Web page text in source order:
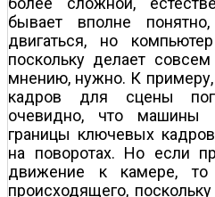
бывает вполне
двигаться, но
поскольку делает
мнению, нужно. К
кадров для сцены
очевидно, что машины
границы ключевых
на поворотах. Но если
движение к камере, то
происходящего,